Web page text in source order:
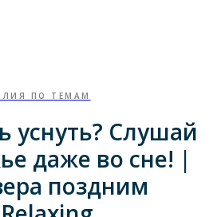
ПО ТЕМАМ
Слушай
даже во сне! |
поздним